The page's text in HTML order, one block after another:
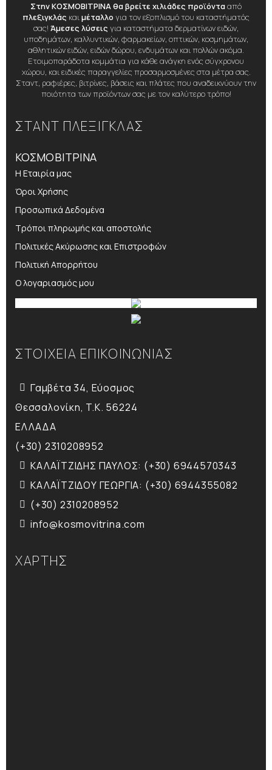
Στην ΚΟΣΜΟΒΙΤΡΙΝΑ θα βρείτε χιλιάδες προϊόντααπό
πλεξιγκλάς καιμέταλλο για τον εξοπλισμό του καταστήματός
σας! Άμεσες λύσεις για καταστήματα δερματίνων ειδών,
υποδημάτων, καλλυντικών, φαρμακείων, οπτικών, κοσμημάτων,
αθλητικών ειδών, ειδών δώρου, ενδυμάτων και πολλών ακόμα.
Ετοιμοπαράδοτα κομμάτια για κάθε ανάγκη ενός σύγχρονου
χώρου, και ειδικές παραγγελίες προσαρμοσμένες στα μέτρα σας.
Σταντ, ραφιέρες, βιτρίνες, βάσεις και πλάτες που αναδεικνύουν την
ποιότητα των προϊόντων σας με τον καλύτερο τρόπο!
ΣΤΑΝΤ ΠΛΕΞΙΓΚΛΑΣ
ΚΟΣΜΟΒΙΤΡΙΝΑ
Η Εταιρία μας
Όροι Χρήσης
Προσωπικά Δεδομένα
Τρόποι πληρωμής και αποστολής
Πολιτικές Ακύρωσης και Επιστροφών
Πολιτική Απορρήτου
Ο λογαριασμός μου
ΣΤΟΙΧΕΙΑ ΕΠΙΚΟΙΝΩΝΙΑΣ
Γαμβέτα 34, Εύοσμος
Θεσσαλονίκη, T.K. 56224
ΕΛΛΑΔΑ
(+30) 2310208952
ΚΑΛΑΪΤΖΙΔΗΣ ΠΑΥΛΟΣ: (+30) 6944570343
ΚΑΛΑΪΤΖΙΔΟΥ ΓΕΩΡΓΙΑ: (+30) 6944355082
(+30) 2310208952
info@kosmovitrina.com
ΧΑΡΤΗΣ